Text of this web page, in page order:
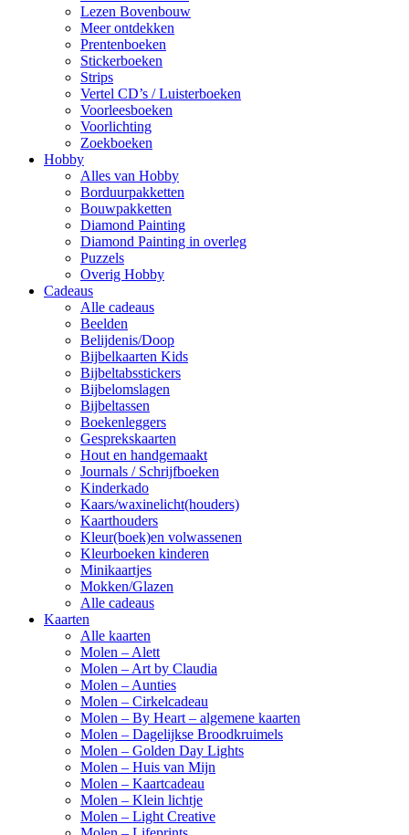
Lezen Bovenbouw
Meer ontdekken
Prentenboeken
Stickerboeken
Strips
Vertel CD’s / Luisterboeken
Voorleesboeken
Voorlichting
Zoekboeken
Hobby
Alles van Hobby
Borduurpakketten
Bouwpakketten
Diamond Painting
Diamond Painting in overleg
Puzzels
Overig Hobby
Cadeaus
Alle cadeaus
Beelden
Belijdenis/Doop
Bijbelkaarten Kids
Bijbeltabsstickers
Bijbelomslagen
Bijbeltassen
Boekenleggers
Gesprekskaarten
Hout en handgemaakt
Journals / Schrijfboeken
Kinderkado
Kaars/waxinelicht(houders)
Kaarthouders
Kleur(boek)en volwassenen
Kleurboeken kinderen
Minikaartjes
Mokken/Glazen
Alle cadeaus
Kaarten
Alle kaarten
Molen – Alett
Molen – Art by Claudia
Molen – Aunties
Molen – Cirkelcadeau
Molen – By Heart – algemene kaarten
Molen – Dagelijkse Broodkruimels
Molen – Golden Day Lights
Molen – Huis van Mijn
Molen – Kaartcadeau
Molen – Klein lichtje
Molen – Light Creative